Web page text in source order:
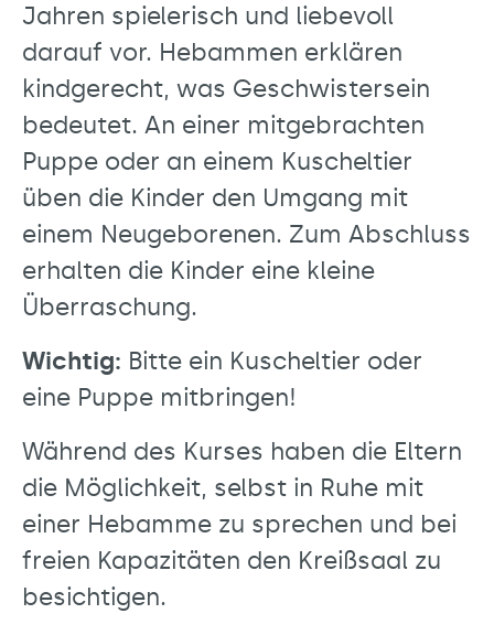
Jahren spielerisch und liebevoll
darauf vor. Hebammen erklären
kindgerecht, was Geschwistersein
bedeutet. An einer mitgebrachten
Puppe oder an einem Kuscheltier
üben die Kinder den Umgang mit
einem Neugeborenen. Zum Abschluss
erhalten die Kinder eine kleine
Überraschung.
Wichtig: Bitte ein Kuscheltier oder
eine Puppe mitbringen!
Während des Kurses haben die Eltern
die Möglichkeit, selbst in Ruhe mit
einer Hebamme zu sprechen und bei
freien Kapazitäten den Kreißsaal zu
besichtigen.